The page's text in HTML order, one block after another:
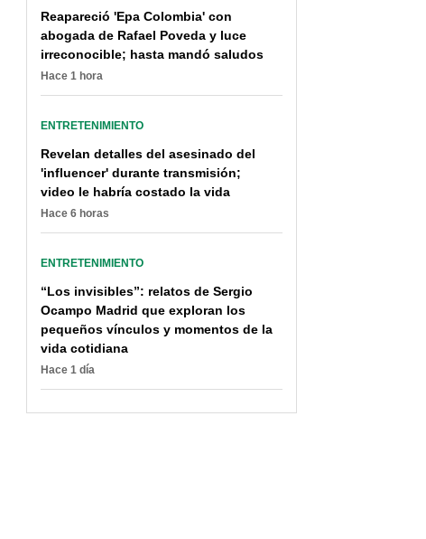
Reapareció 'Epa Colombia' con
abogada de Rafael Poveda y luce
irreconocible; hasta mandó saludos
Hace 1 hora
ENTRETENIMIENTO
Revelan detalles del asesinado del
'influencer' durante transmisión;
video le habría costado la vida
Hace 6 horas
ENTRETENIMIENTO
“Los invisibles”: relatos de Sergio
Ocampo Madrid que exploran los
pequeños vínculos y momentos de la
vida cotidiana
Hace 1 día